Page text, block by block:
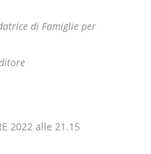
di Famiglie per
2022 alle 21.15